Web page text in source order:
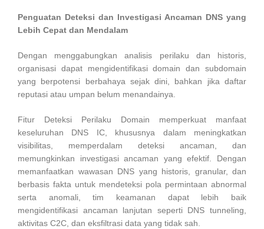
Penguatan Deteksi dan Investigasi Ancaman DNS yang
Lebih Cepat dan Mendalam
Dengan menggabungkan analisis perilaku dan historis,
organisasi dapat mengidentifikasi domain dan subdomain
yang berpotensi berbahaya sejak dini, bahkan jika daftar
reputasi atau umpan belum menandainya.
Fitur Deteksi Perilaku Domain memperkuat manfaat
keseluruhan DNS IC, khususnya dalam meningkatkan
visibilitas, memperdalam deteksi ancaman, dan
memungkinkan investigasi ancaman yang efektif. Dengan
memanfaatkan wawasan DNS yang historis, granular, dan
berbasis fakta untuk mendeteksi pola permintaan abnormal
serta anomali, tim keamanan dapat lebih baik
mengidentifikasi ancaman lanjutan seperti DNS tunneling,
aktivitas C2C, dan eksfiltrasi data yang tidak sah.